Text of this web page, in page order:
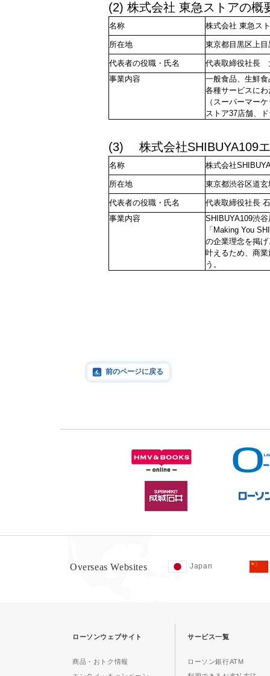
(2) 株式会社 東急ストアの概
名称 株式会社 東急ス
所在地 東京都目黒区上
代表者の役職・氏名
代表取締役社長
事業内容
一般食品、生鮮
各種サービスに
（スーパーマー
ストア37店舗、
(3) 株式会社SHIBUYA109
名称 株式会社
所在地 東京都渋谷区道
代表者の役職・氏名
代表取締役社長
事業内容
SHIBUYA109渋
「Making You
の企業理念を掲
叶えるため、商
う。
前のページに戻る
Overseas Websites Japan
ローソンウェブサイト
商品・おトク情報
サービス一覧
ローソン銀行ATM